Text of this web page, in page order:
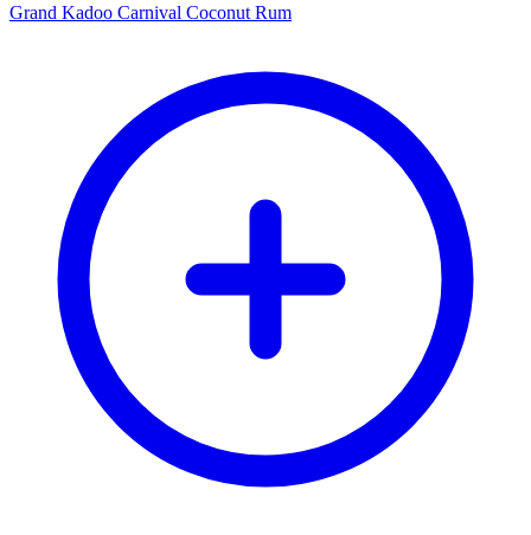
Grand Kadoo Carnival Coconut Rum